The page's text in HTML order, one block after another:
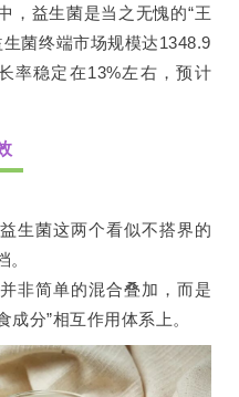
，益生菌是当之无愧的“王
菌终端市场规模达1348.9
率稳定在13%左右，预计
生菌这两个看似不搭界的
非简单的混合叠加，而是
分”相互作用体系上。